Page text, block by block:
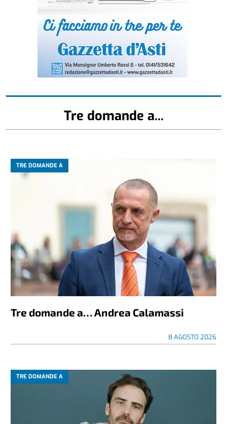
Tre domande a...
TRE DOMANDE A
Tre domande a… Andrea Calamassi
8 AGOSTO 2026
TRE DOMANDE A